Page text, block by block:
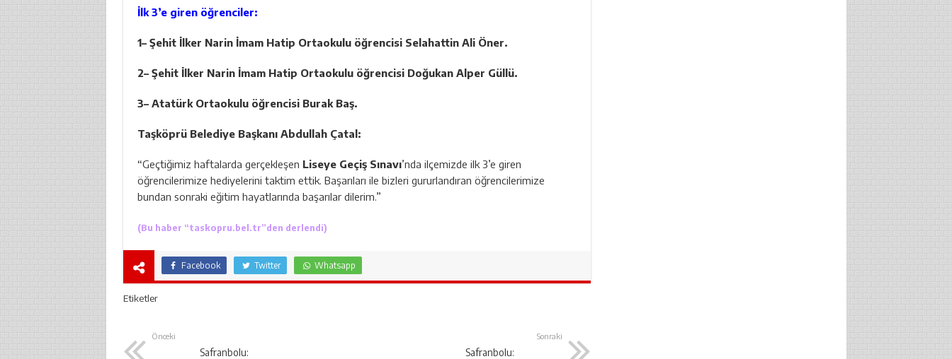
İlk 3’e giren öğrenciler:
1– Şehit İlker Narin İmam Hatip Ortaokulu öğrencisi Selahattin Ali Öner.
2– Şehit İlker Narin İmam Hatip Ortaokulu öğrencisi Doğukan Alper Güllü.
3– Atatürk Ortaokulu öğrencisi Burak Baş.
Taşköprü Belediye Başkanı Abdullah Çatal:
“Geçtiğimiz haftalarda gerçekleşen Liseye Geçiş Sınavı’nda ilçemizde ilk 3’e giren
öğrencilerimize hediyelerini taktim ettik. Başarıları ile bizleri gururlandıran öğrencilerimize
bundan sonraki eğitim hayatlarında başarılar dilerim.”
(Bu haber “taskopru.bel.tr”den derlendi)
Facebook Twitter Whatsapp
Etiketler
Önceki
Safranbolu:
Sonraki
Safranbolu: